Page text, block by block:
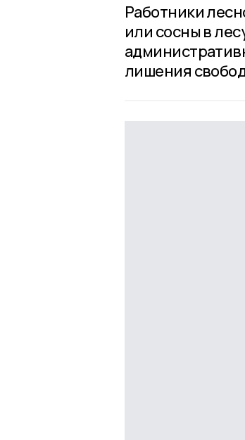
Работники
или сосны в
лишения